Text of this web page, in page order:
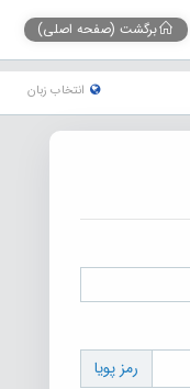
برگشت (صفحه اصلی)
انتخاب زبان
رمز پویا